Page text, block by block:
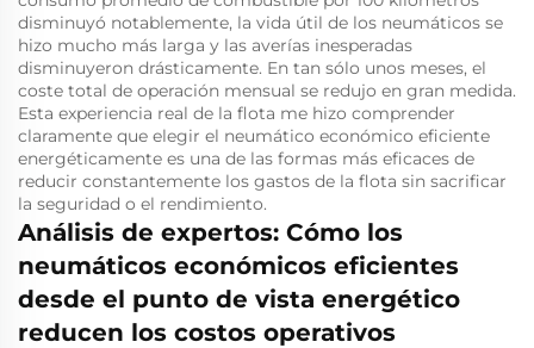
disminuyó notablemente, la vida útil de los neumáticos se
hizo mucho más larga y las averías inesperadas
disminuyeron drásticamente. En tan sólo unos meses, el
coste total de operación mensual se redujo en gran medida.
Esta experiencia real de la flota me hizo comprender
claramente que elegir el neumático económico eficiente
energéticamente es una de las formas más eficaces de
reducir constantemente los gastos de la flota sin sacrificar
la seguridad o el rendimiento.
Análisis de expertos: Cómo los
neumáticos económicos eficientes
desde el punto de vista energético
reducen los costos operativos